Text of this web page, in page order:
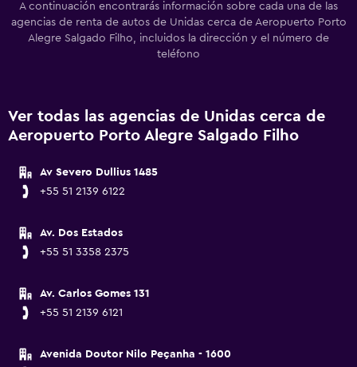
A continuación encontrarás información sobre cada una de las
agencias de renta de autos de Unidas cerca de Aeropuerto Porto
Alegre Salgado Filho, incluidos la dirección y el número de
teléfono
Ver todas las agencias de Unidas cerca de
Aeropuerto Porto Alegre Salgado Filho
Av Severo Dullius 1485
+55 51 2139 6122
Av. Dos Estados
+55 51 3358 2375
Av. Carlos Gomes 131
+55 51 2139 6121
Avenida Doutor Nilo Peçanha - 1600